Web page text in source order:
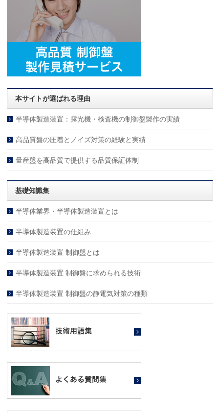
本サイトが選ばれる理由
半導体製造装置：露光機・検査機の制御盤製作の実績
高品質盤の圧着とノイズ対策の経験と実績
量産盤を高品質で提供する品質保証体制
基礎知識集
半導体業界・半導体製造装置とは
半導体製造装置の仕組み
半導体製造装置 制御盤とは
半導体製造装置 制御盤に求められる技術
半導体製造装置 制御盤の静電気対策の種類